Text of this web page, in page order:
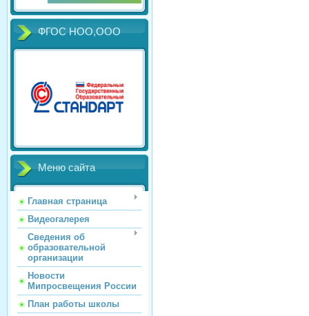
ФГОС НОО,ООО
Меню сайта
Главная страница
Видеогалерея
Сведения об
образовательной
организации
Новости
Мипросвещения России
План работы школы